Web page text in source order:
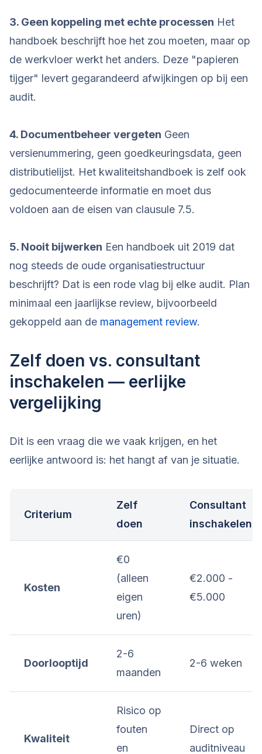
3. Geen koppeling met echte processen Het
handboek beschrijft hoe het zou moeten, maar op
de werkvloer werkt het anders. Deze "papieren
tijger" levert gegarandeerd afwijkingen op bij een
audit.
4. Documentbeheer vergeten Geen
versienummering, geen goedkeuringsdata, geen
distributielijst. Het kwaliteitshandboek is zelf ook
gedocumenteerde informatie en moet dus
voldoen aan de eisen van clausule 7.5.
5. Nooit bijwerken Een handboek uit 2019 dat
nog steeds de oude organisatiestructuur
beschrijft? Dat is een rode vlag bij elke audit. Plan
minimaal een jaarlijkse review, bijvoorbeeld
gekoppeld aan de management review.
Zelf doen vs. consultant
inschakelen — eerlijke
vergelijking
Dit is een vraag die we vaak krijgen, en het
eerlijke antwoord is: het hangt af van je situatie.
Criterium
Zelf
doen
Consultant
inschakelen
Kosten
€0
(alleen
eigen
uren)
€2.000 -
€5.000
Doorlooptijd
2-6
maanden
2-6 weken
Kwaliteit
Risico op
fouten
en
Direct op
auditniveau